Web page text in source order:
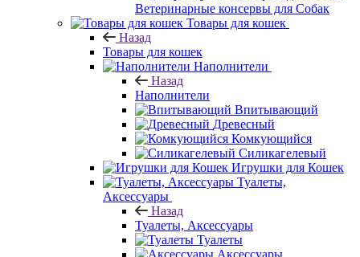
Ветеринарные консервы для Собак
Товары для кошек
Назад
Товары для кошек
Наполнители
Назад
Наполнители
Впитывающий
Древесный
Комкующийся
Силикагелевый
Игрушки для Кошек
Туалеты,
Аксессуары
Назад
Туалеты, Аксессуары
Туалеты
Аксессуары